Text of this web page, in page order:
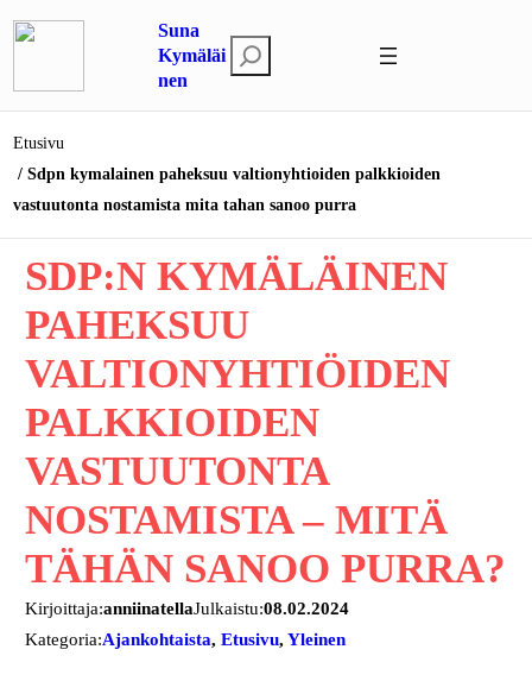
sisältöön
Suna
Kymäläi
nen
t
s
Etusivu
Sdpn kymalainen paheksuu valtionyhtioiden palkkioiden
vastuutonta nostamista mita tahan sanoo purra
SDP:N KYMÄLÄINEN
PAHEKSUU
VALTIONYHTIÖIDEN
PALKKIOIDEN
VASTUUTONTA
NOSTAMISTA – MITÄ
TÄHÄN SANOO PURRA?
Kirjoittaja:anniinatellaJulkaistu:08.02.2024
Kategoria:Ajankohtaista, Etusivu, Yleinen